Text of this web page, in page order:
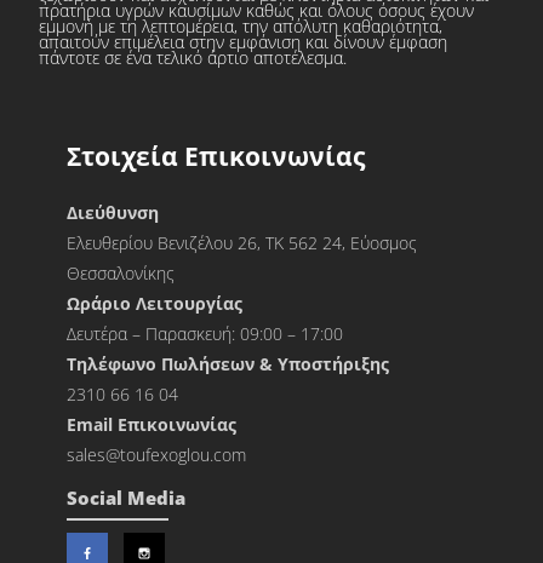
πρατήρια υγρών καυσίμων καθώς και όλους όσους έχουν
εμμονή με τη λεπτομέρεια, την απόλυτη καθαριότητα,
απαιτούν επιμέλεια στην εμφάνιση και δίνουν έμφαση
πάντοτε σε ένα τελικό άρτιο αποτέλεσμα.
Στοιχεία Επικοινωνίας
Διεύθυνση
Ελευθερίου Βενιζέλου 26, ΤΚ 562 24, Εύοσμος
Θεσσαλονίκης
Ωράριο Λειτουργίας
Δευτέρα – Παρασκευή: 09:00 – 17:00
Τηλέφωνο Πωλήσεων & Υποστήριξης
2310 66 16 04
Εmail Επικοινωνίας
sales@toufexoglou.com
Social Media